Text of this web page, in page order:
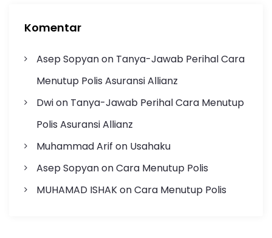
Komentar
Asep Sopyanon Tanya-Jawab Perihal Cara
Menutup Polis Asuransi Allianz
Dwion Tanya-Jawab Perihal Cara Menutup
Polis Asuransi Allianz
Muhammad Arif on Usahaku
Asep SopyanonCara Menutup Polis
MUHAMAD ISHAKonCara Menutup Polis